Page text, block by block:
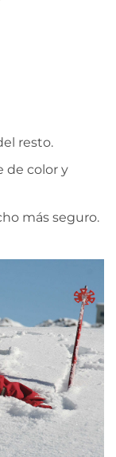
resto.
de color y
más seguro.